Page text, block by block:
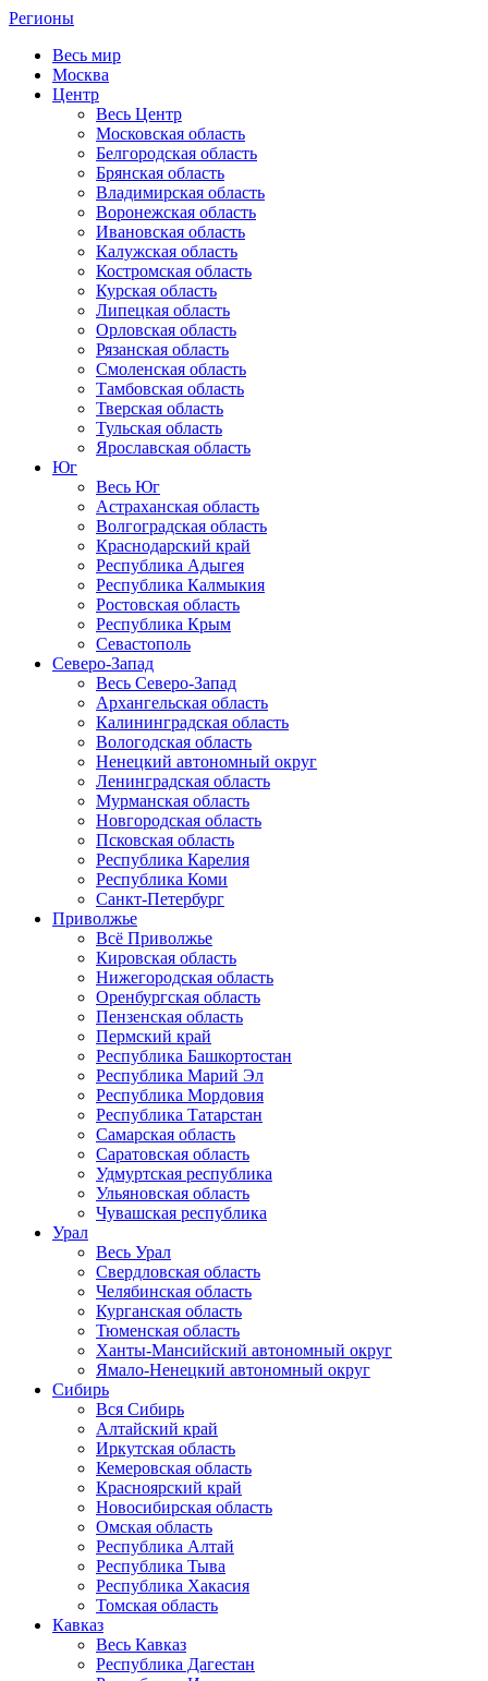
Регионы
Весь мир
Москва
Центр
Весь Центр
Московская область
Белгородская область
Брянская область
Владимирская область
Воронежская область
Ивановская область
Калужская область
Костромская область
Курская область
Липецкая область
Орловская область
Рязанская область
Смоленская область
Тамбовская область
Тверская область
Тульская область
Ярославская область
Юг
Весь Юг
Астраханская область
Волгоградская область
Краснодарский край
Республика Адыгея
Республика Калмыкия
Ростовская область
Республика Крым
Севастополь
Северо-Запад
Весь Северо-Запад
Архангельская область
Калининградская область
Вологодская область
Ненецкий автономный округ
Ленинградская область
Мурманская область
Новгородская область
Псковская область
Республика Карелия
Республика Коми
Санкт-Петербург
Приволжье
Всё Приволжье
Кировская область
Нижегородская область
Оренбургская область
Пензенская область
Пермский край
Республика Башкортостан
Республика Марий Эл
Республика Мордовия
Республика Татарстан
Самарская область
Саратовская область
Удмуртская республика
Ульяновская область
Чувашская республика
Урал
Весь Урал
Свердловская область
Челябинская область
Курганская область
Тюменская область
Ханты-Мансийский автономный округ
Ямало-Ненецкий автономный округ
Сибирь
Вся Сибирь
Алтайский край
Иркутская область
Кемеровская область
Красноярский край
Новосибирская область
Омская область
Республика Алтай
Республика Тыва
Республика Хакасия
Томская область
Кавказ
Весь Кавказ
Республика Дагестан